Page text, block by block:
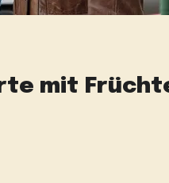
mit